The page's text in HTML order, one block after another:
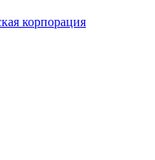
корпорация